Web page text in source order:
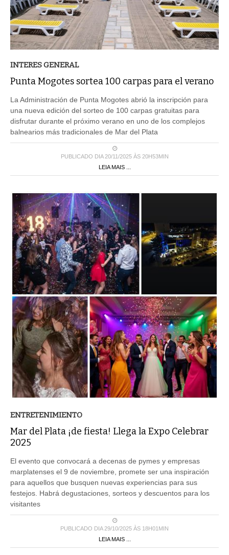
Punta Mogotes sortea 100 carpas para el verano
La Administración de Punta Mogotes abrió la inscripción para
una nueva edición del sorteo de 100 carpas gratuitas para
disfrutar durante el próximo verano en uno de los complejos
balnearios más tradicionales de Mar del Plata
PUBLICADO DIA 20/11/2025 ÀS 20H53MIN
LEIA MAIS ...
Mar del Plata ¡de fiesta! Llega la Expo Celebrar
2025
marplatenses el 9 de noviembre, promete ser una inspiración
para aquellos que busquen nuevas experiencias para sus
festejos. Habrá degustaciones, sorteos y descuentos para los
visitantes
PUBLICADO DIA 29/10/2025 ÀS 18H01MIN
LEIA MAIS ...